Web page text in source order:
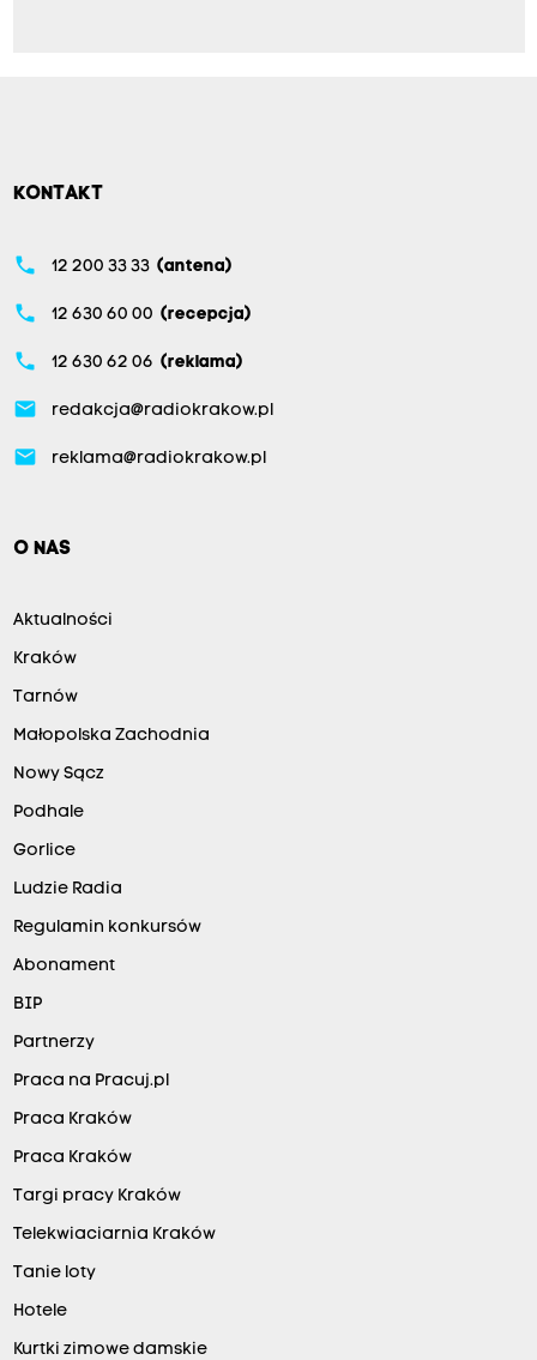
KONTAKT
phone 12 200 33 33 (antena)
phone 12 630 60 00 (recepcja)
phone 12 630 62 06 (reklama)
email redakcja@radiokrakow.pl
email reklama@radiokrakow.pl
O NAS
Aktualności
Kraków
Tarnów
Małopolska Zachodnia
Nowy Sącz
Podhale
Gorlice
Ludzie Radia
Regulamin konkursów
Abonament
BIP
Partnerzy
Praca na Pracuj.pl
Praca Kraków
Praca Kraków
Targi pracy Kraków
Telekwiaciarnia Kraków
Tanie loty
Hotele
Kurtki zimowe damskie